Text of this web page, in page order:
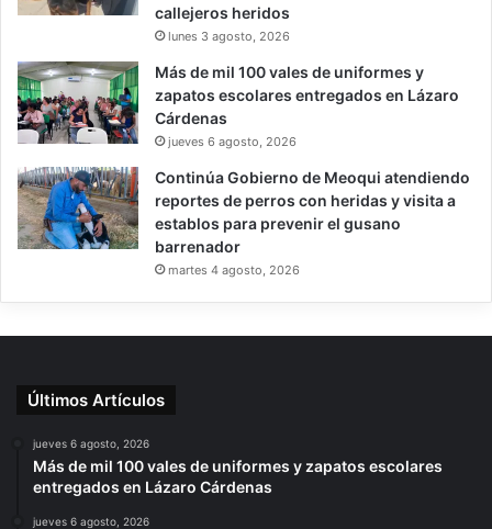
callejeros heridos
lunes 3 agosto, 2026
Más de mil 100 vales de uniformes y
zapatos escolares entregados en Lázaro
Cárdenas
jueves 6 agosto, 2026
Continúa Gobierno de Meoqui atendiendo
reportes de perros con heridas y visita a
establos para prevenir el gusano
barrenador
martes 4 agosto, 2026
Últimos Artículos
jueves 6 agosto, 2026
Más de mil 100 vales de uniformes y zapatos escolares
entregados en Lázaro Cárdenas
jueves 6 agosto, 2026